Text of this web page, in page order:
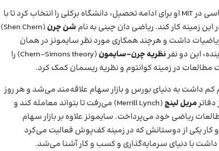
پس از گذراندن دوره کارشناسی در MIT او برای ادامه تحصیل، دانشگاه برکلی را انتخاب کرد تا با
زمینه کار کند. ریاضی دان چینی به نام شن چرن
(Shen Chern)
داشت و هرچند همکاری مورد نظر سایمونز در همان
این دو نفرنظریه چرن-سایمون
(Chern–Simons theory) را
مطالعات در زمینه کوانتوم و نظریه ریسمان کمک کرد.
داشت به دنیای بورس و بازار سهام علاقه‌مند می‌شد و هر روز
مریل لینچ (Merrill Lynch)
می‌رفت تا بتواند معامله کند و
ریاضی خود می‌پرداخت. سایمونز علاوه بر بازار سهام
یکی از دوستانش که در زمینه کف‌پوش فعالیت می‌کرد
با دنیای سرمایه‌گذاری و کسب و کار آشنا می‌شد.